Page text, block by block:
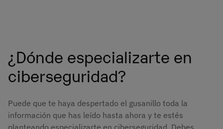
¿Dónde especializarte en
ciberseguridad?
Puede que te haya despertado el gusanillo toda la
información que has leído hasta ahora y te estés